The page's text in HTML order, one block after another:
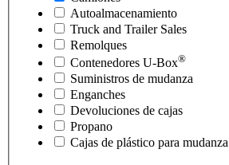
Autoalmacenamiento
Truck and Trailer Sales
Remolques
Contenedores U-Box®
Suministros de mudanza
Enganches
Devoluciones de cajas
Propano
Cajas de plástico para mudanza